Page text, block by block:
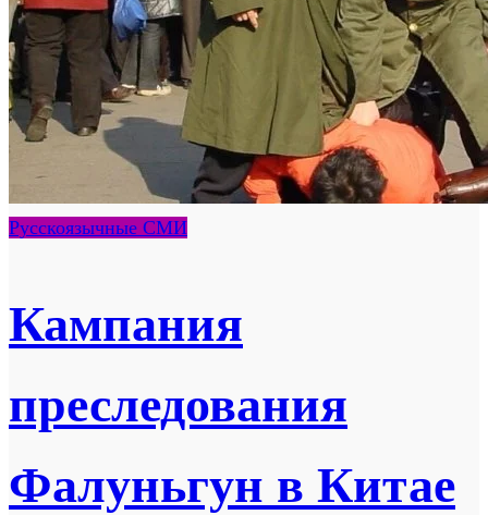
Русскоязычные СМИ
Кампания
преследования
Фалуньгун в Китае